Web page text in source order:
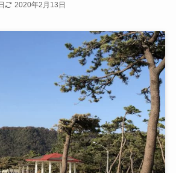
2020年2月13日